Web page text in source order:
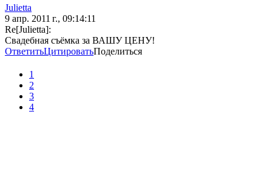
Julietta
9 апр. 2011 г., 09:14:11
Re[Julietta]:
Свадебная съёмка за ВАШУ ЦЕНУ!
ОтветитьЦитироватьПоделиться
1
2
3
4